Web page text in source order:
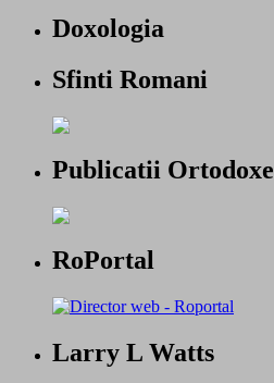
Doxologia
Sfinti Romani
Publicatii Ortodoxe
RoPortal
Larry L Watts